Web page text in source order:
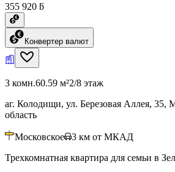
355 920 ƃ
Конвертер валют
3 комн.60.59 м²2/8 этаж
аг. Колодищи, ул. Березовая Аллея,
область
Московское 3 км от МКАД
Трехкомнатная квартира для семьи в